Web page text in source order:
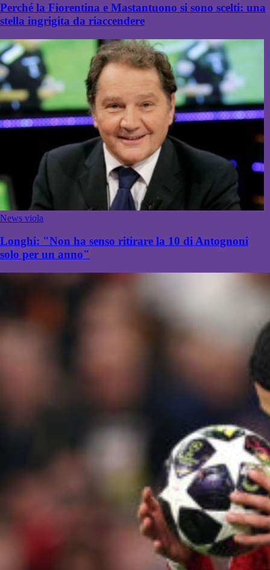
Perché la Fiorentina e Mastantuono si sono scelti: una
stella ingrigita da riaccendere
News viola
Longhi: "Non ha senso ritirare la 10 di Antognoni
solo per un anno"